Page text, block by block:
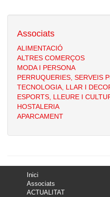
Associats
ALIMENTACIÓ
ALTRES COMERÇOS
MODA I PERSONA
PERRUQUERIES, SERVEIS
TECNOLOGIA, LLAR I
ESPORTS, LLEURE I
HOSTALERIA
APARCAMENT
Inici
Associats
ACTUALITAT